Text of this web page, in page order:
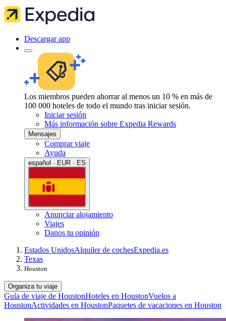
Descargar app
Los miembros pueden ahorrar al menos un 10 % en más de
100 000 hoteles de todo el mundo tras iniciar sesión.
Iniciar sesión
Más información sobre Expedia Rewards
Mensajes
Comprar viaje
Ayuda
español · EUR · ES
Anunciar alojamiento
Viajes
Danos tu opinión
Estados UnidosAlquiler de cochesExpedia.es
Texas
Houston
Organiza tu viaje
Guía de viaje de HoustonHoteles en HoustonVuelos a
HoustonActividades en HoustonPaquetes de vacaciones en Houston